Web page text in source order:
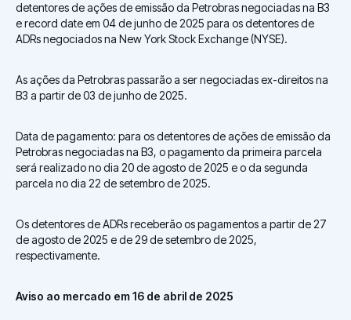
detentores de ações de emissão da Petrobras negociadas na B3
e record date em 04 de junho de 2025 para os detentores de
ADRs negociados na New York Stock Exchange (NYSE).
As ações da Petrobras passarão a ser negociadas ex-direitos na
B3 a partir de 03 de junho de 2025.
Data de pagamento: para os detentores de ações de emissão da
Petrobras negociadas na B3, o pagamento da primeira parcela
será realizado no dia 20 de agosto de 2025 e o da segunda
parcela no dia 22 de setembro de 2025.
Os detentores de ADRs receberão os pagamentos a partir de 27
de agosto de 2025 e de 29 de setembro de 2025,
respectivamente.
Aviso ao mercado em 16 de abril de 2025